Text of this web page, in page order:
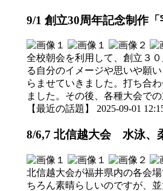
9/1 創立30周年記念制作
全校朝会を利用して、創立３
る自分のイメージや思いや願
らませていきました。打ち合
ました。その後、各種大会で
【最近の話題】 2025-09-01
8/6,7 北信越大会 水泳、
北信越大会が福井県内の各会
ちろん素晴らしいのですが、